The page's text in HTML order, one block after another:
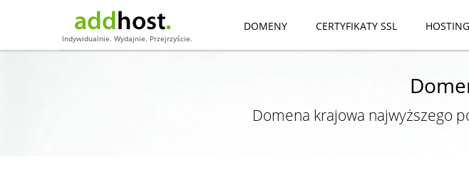
Indywidualnie. Wydajnie. Przejrzyście.
DOMENY CERTYFIKATY SSL HOSTING
Domena krajowa najwyższego